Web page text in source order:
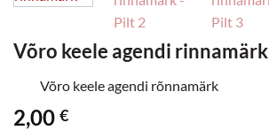
Võro keele agendi rinnamärk
Võro keele agendi rõnnamärk
2,00 €